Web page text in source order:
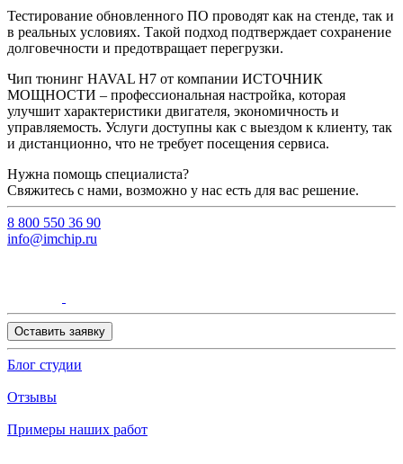
Тестирование обновленного ПО проводят как на стенде, так и
в реальных условиях. Такой подход подтверждает сохранение
долговечности и предотвращает перегрузки.
Чип тюнинг HAVAL H7 от компании ИСТОЧНИК
МОЩНОСТИ – профессиональная настройка, которая
улучшит характеристики двигателя, экономичность и
управляемость. Услуги доступны как с выездом к клиенту, так
и дистанционно, что не требует посещения сервиса.
Нужна помощь специалиста?
Свяжитесь с нами, возможно у нас есть для вас решение.
8 800 550 36 90
info@imchip.ru
Оставить заявку
Блог студии
Отзывы
Примеры наших работ